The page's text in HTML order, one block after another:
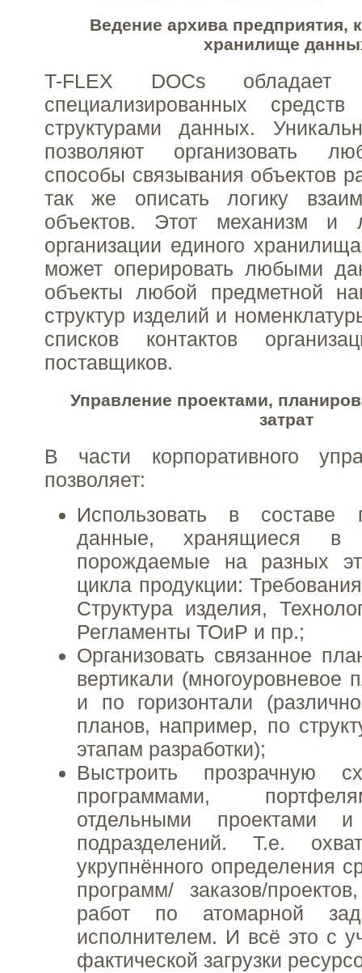
Ведение архива предприятия,
хранилище
T-FLEX DOCs
специализированных
структурами данных.
позволяют организовать
способы связывания объектов
так же описать логику
объектов. Этот механизм и
организации единого
может оперировать любыми
объекты любой предметной
структур изделий и
списков контактов
поставщиков.
Управление проектами,
затрат
В части корпоративного
позволяет:
Использовать в составе
данные, хранящиеся в
порождаемые на разных
цикла продукции:
Структура изделия,
Регламенты ТОиР и пр.;
Организовать связанное
вертикали (многоуровневое
и по горизонтали
планов, например, по
этапам разработки);
Выстроить прозрачную
программами,
отдельными проектами и
подразделений. Т.е.
укрупнённого определения
программ/ заказов/
работ по атомарной
исполнителем. И всё это с
фактической загрузки